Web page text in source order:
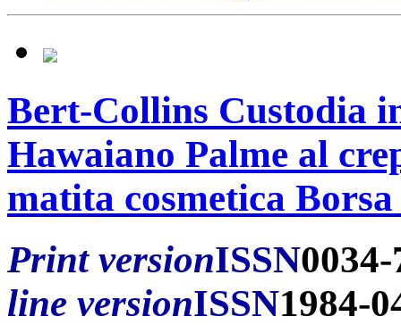
Bert-Collins Custodia
Hawaiano Palme al
matita cosmetica
Print versionISSN
line versionISSN1984-